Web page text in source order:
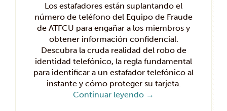
Los estafadores están suplantando el
número de teléfono del Equipo de Fraude
de ATFCU para engañar a los miembros y
obtener información confidencial.
Descubra la cruda realidad del robo de
identidad telefónico, la regla fundamental
para identificar a un estafador telefónico al
instante y cómo proteger su tarjeta.
Continuar leyendo →